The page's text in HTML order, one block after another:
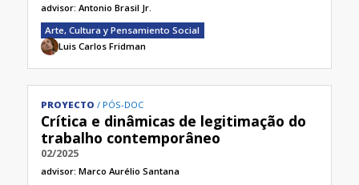
advisor: Antonio Brasil Jr.
Arte, Cultura y Pensamiento Social
Luis Carlos Fridman
PROYECTO PÓS-DOC
Crítica e dinâmicas de legitimação do
trabalho contemporâneo
02/2025
advisor: Marco Aurélio Santana